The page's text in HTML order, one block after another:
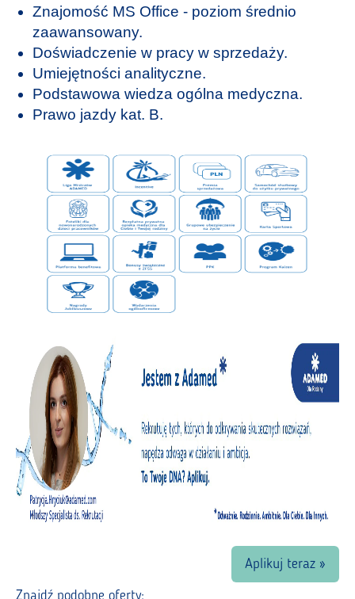
Znajomość MS Office - poziom średnio
zaawansowany.
Doświadczenie w pracy w sprzedaży.
Umiejętności analityczne.
Podstawowa wiedza ogólna medyczna.
Prawo jazdy kat. B.
Aplikuj teraz »
Znajdź podobne oferty: